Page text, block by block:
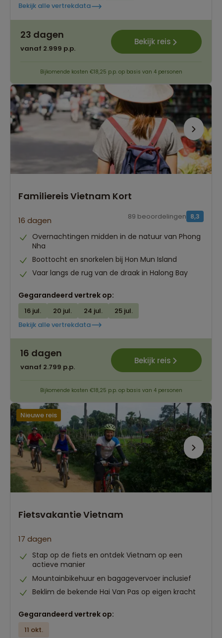
Bekijk alle vertrekdata
23 dagen
vanaf 2.999 p.p.
Bekijk reis
Bijkomende kosten €18,25 p.p. op basis van 4 personen
Familiereis Vietnam Kort
16 dagen 8,3
89 beoordelingen
Overnachtingen midden in de natuur van Phong
Nha
Boottocht en snorkelen bij Hon Mun Island
Vaar langs de rug van de draak in Halong Bay
Gegarandeerd vertrek op:
16 jul. 20 jul. 24 jul.
25 jul.
Bekijk alle vertrekdata
16 dagen
vanaf 2.799 p.p.
Bekijk reis
Bijkomende kosten €18,25 p.p. op basis van 4 personen
Nieuwe reis
Fietsvakantie Vietnam
17 dagen
Stap op de fiets en ontdek Vietnam op een
actieve manier
Mountainbikehuur en bagagevervoer inclusief
Beklim de bekende Hai Van Pas op eigen kracht
Gegarandeerd vertrek op:
11 okt.